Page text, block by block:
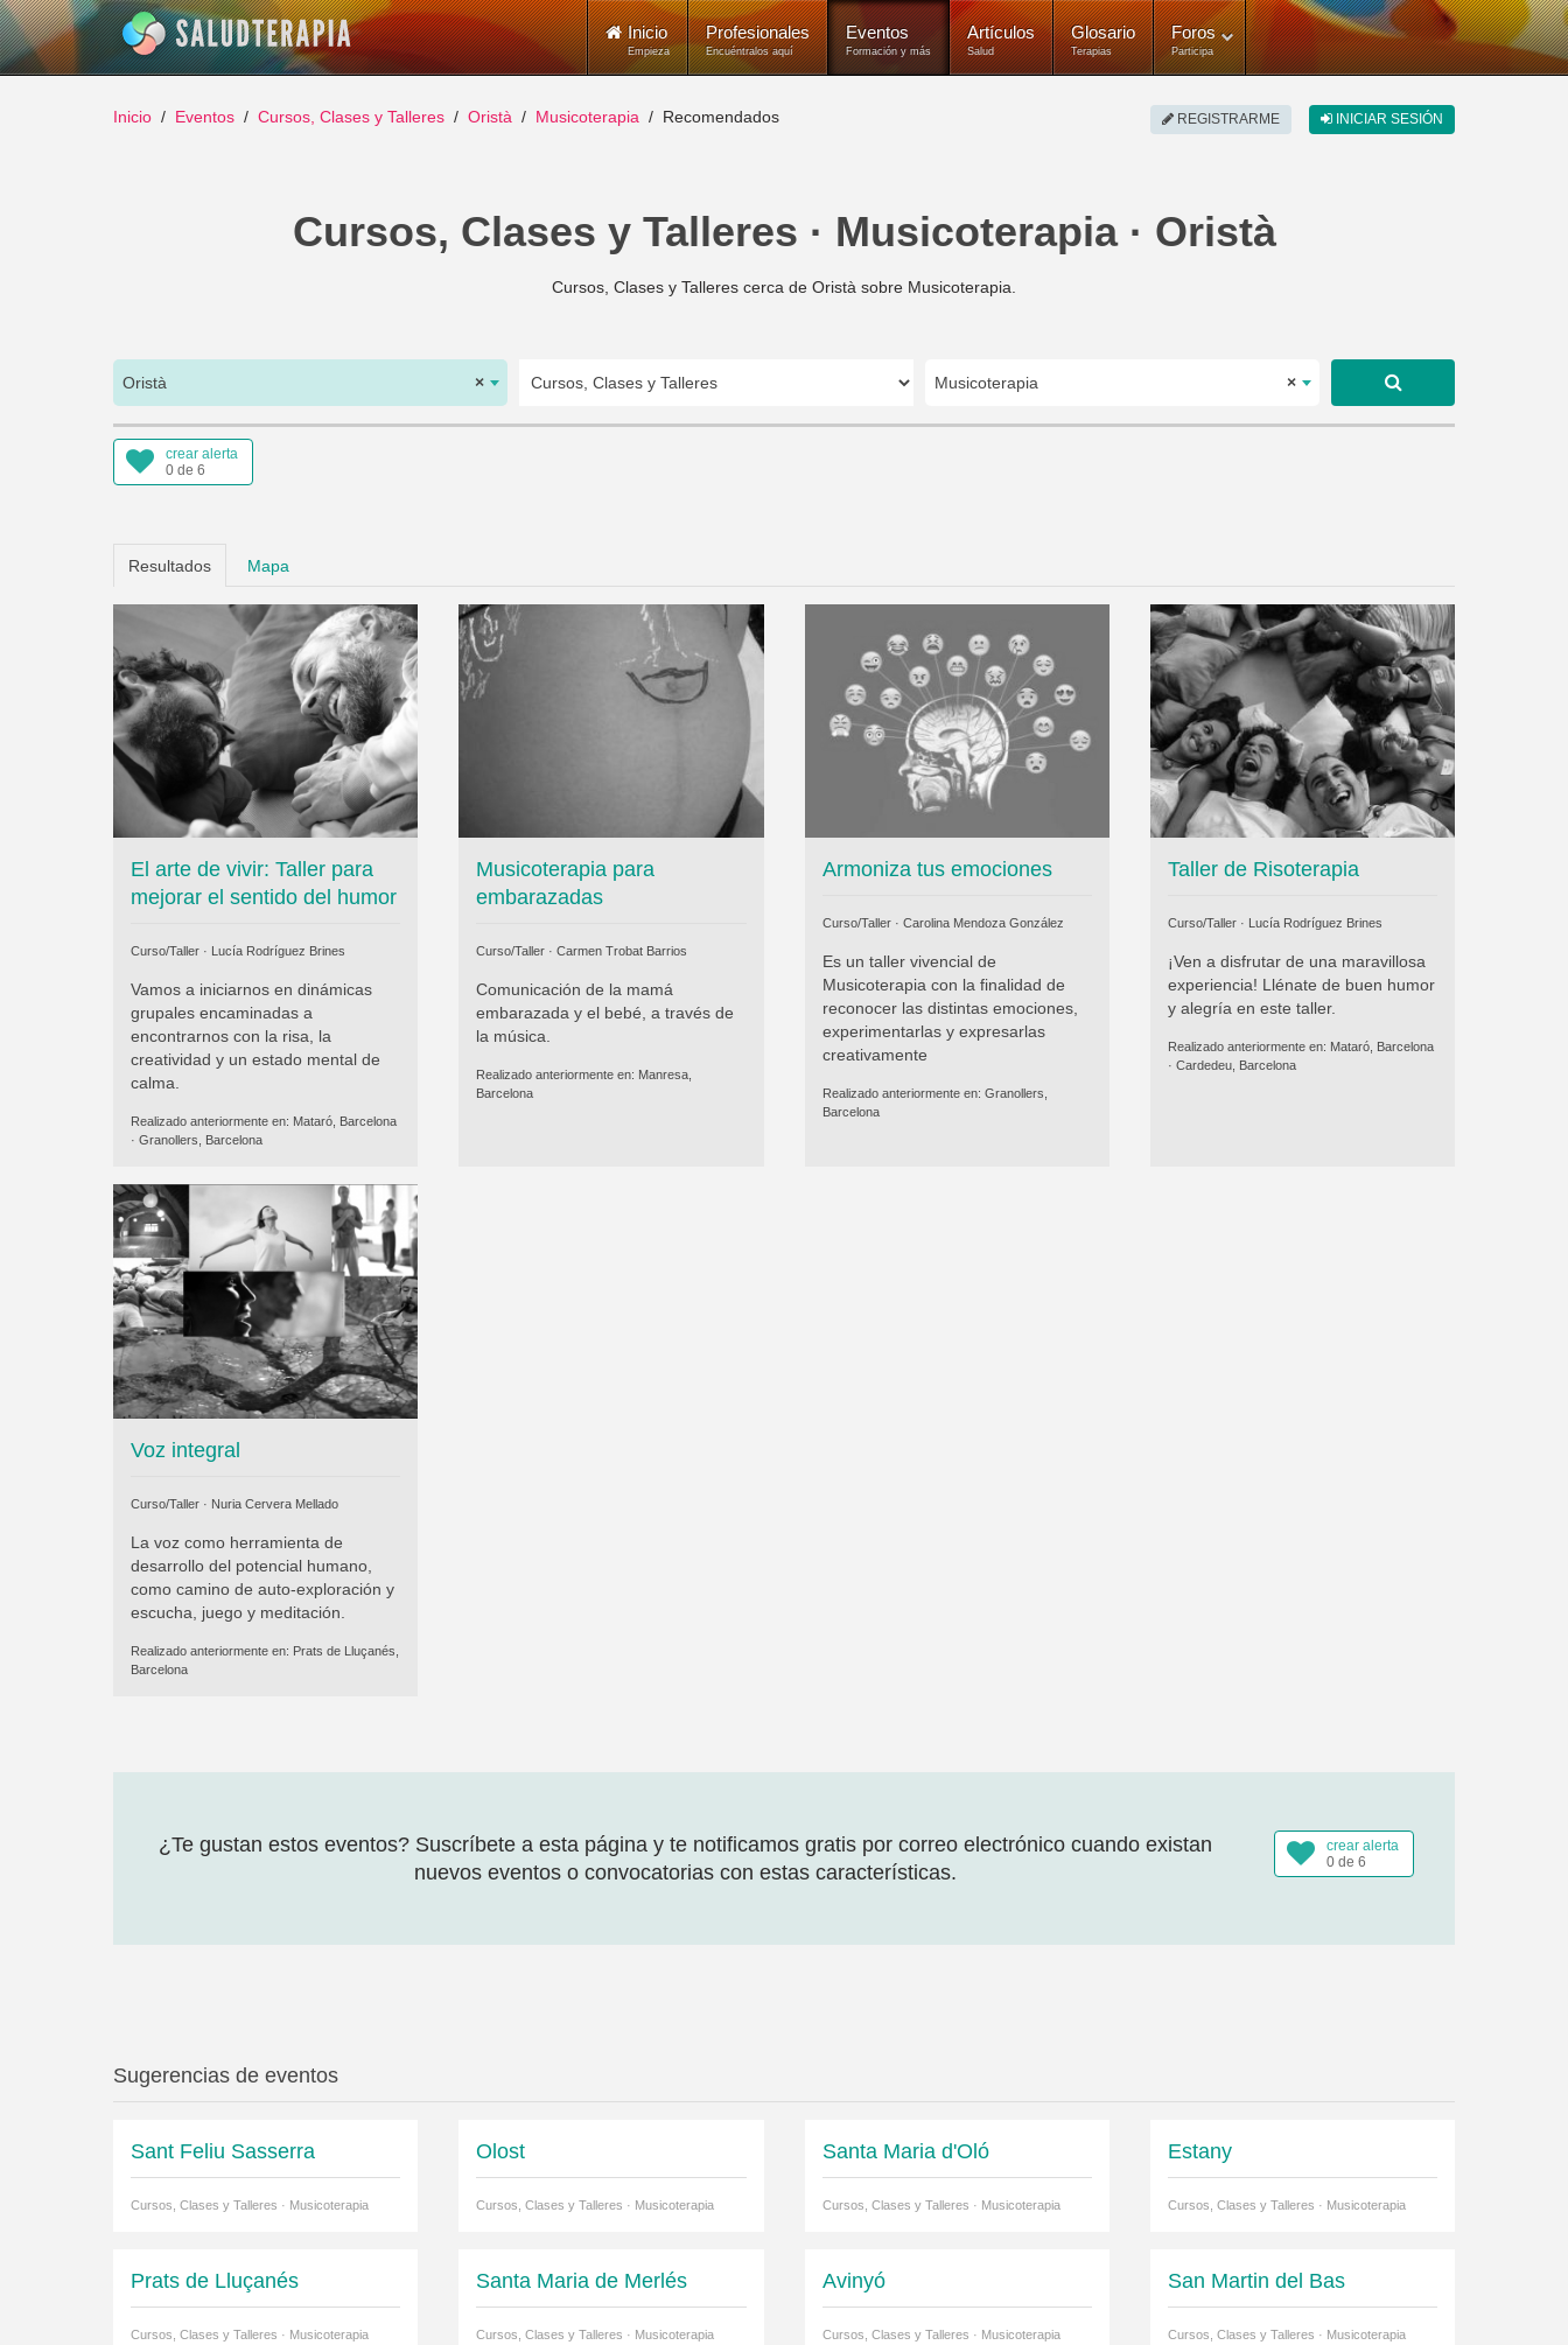
Inicio
Empieza
Profesionales
Encuéntralos aquí
Eventos
Formación y más
Artículos
Salud
Glosario
Terapias
Foros
Participa
REGISTRARME INICIAR SESIÓN
Inicio Eventos Cursos, Clases y Talleres Oristà Musicoterapia Recomendados
Cursos, Clases y Talleres · Musicoterapia · Oristà
Cursos, Clases y Talleres cerca de Oristà sobre Musicoterapia.
×
Oristà ×
Musicoterapia
crear alerta
0 de 6
Resultados Mapa
El arte de vivir: Taller para
mejorar el sentido del humor
Curso/Taller · Lucía Rodríguez Brines
Vamos a iniciarnos en dinámicas
grupales encaminadas a
encontrarnos con la risa, la
creatividad y un estado mental de
calma.
Realizado anteriormente en: Mataró, Barcelona
· Granollers, Barcelona
Musicoterapia para
embarazadas
Curso/Taller ·Carmen Trobat Barrios
Comunicación de la mamá
embarazada y el bebé, a través de
la música.
Realizado anteriormente en: Manresa,
Barcelona
Armoniza tus emociones
Curso/Taller · Carolina Mendoza González
Es un taller vivencial de
Musicoterapia con la finalidad de
reconocer las distintas emociones,
experimentarlas y expresarlas
creativamente
Realizado anteriormente en: Granollers,
Barcelona
Taller de Risoterapia
Curso/Taller · Lucía Rodríguez Brines
¡Ven a disfrutar de una maravillosa
experiencia! Llénate de buen humor
y alegría en este taller.
Realizado anteriormente en: Mataró, Barcelona
· Cardedeu, Barcelona
Voz integral
Curso/Taller · Nuria Cervera Mellado
La voz como herramienta de
desarrollo del potencial humano,
como camino de auto-exploración y
escucha, juego y meditación.
Realizado anteriormente en: Prats de Lluçanés,
Barcelona
crear alerta
0 de 6
¿Te gustan estos eventos? Suscríbete a esta página y te notificamos gratis por correo electrónico cuando existan
nuevos eventos o convocatorias con estas características.
Sugerencias de eventos
Sant Feliu Sasserra
Cursos, Clases y Talleres · Musicoterapia
Olost
Cursos, Clases y Talleres · Musicoterapia
Santa Maria d'Oló
Cursos, Clases y Talleres · Musicoterapia
Estany
Cursos, Clases y Talleres · Musicoterapia
Prats de Lluçanés
Cursos, Clases y Talleres · Musicoterapia
Santa Maria de Merlés
Cursos, Clases y Talleres · Musicoterapia
Avinyó
Cursos, Clases y Talleres · Musicoterapia
San Martin del Bas
Cursos, Clases y Talleres · Musicoterapia